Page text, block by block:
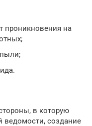
проникновения на
в которую
ведомости, создание